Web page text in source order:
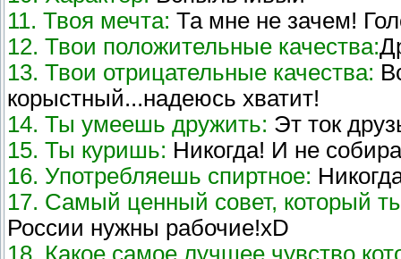
11. Твоя мечта: Та мне не зачем!
12. Твои положительные качества:
13. Твои отрицательные качества:
корыстный...надеюсь хватит!
14. Ты умеешь дружить: Эт ток
15. Ты куришь: Никогда! И не
16. Употребляешь спиртное:
17. Самый ценный совет, который
России нужны рабочие!хD
18. Какое самое лучшее чувство